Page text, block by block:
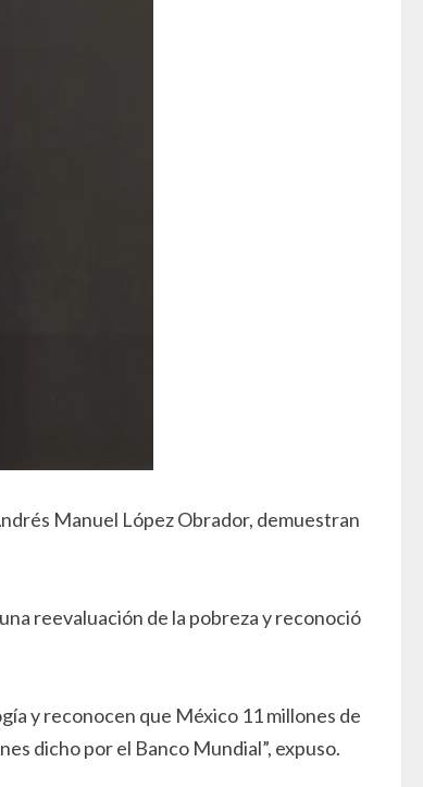
Manuel López Obrador, demuestran
reevaluación de la pobreza y reconoció
y reconocen que México 11 millones de
dicho por el Banco Mundial”, expuso.